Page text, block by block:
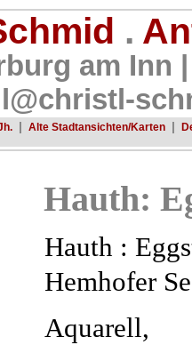
.
am Inn
| Alte Stadtansichten/Karten |
Hauth:
Hauth :
Hemhofer
Aquarell,